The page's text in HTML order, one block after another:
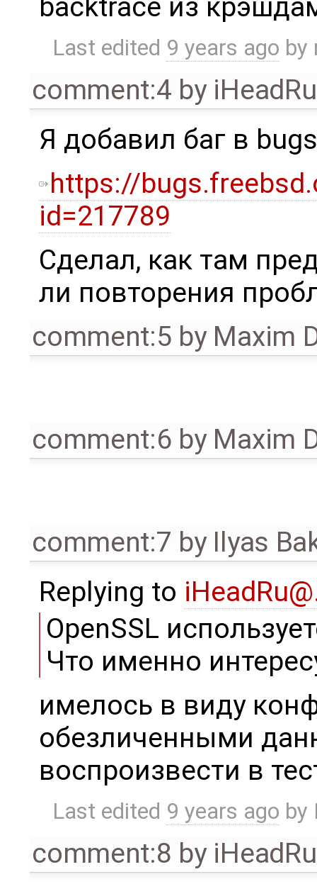
backtrace из
Last edited 9 years ago by
comment:4 by
Я добавил баг в
https://
id=217789
Сделал, как там
ли повторения
comment:5 by Maxim
comment:6 by Maxim
comment:7 by Ilyas
Replying to
OpenSSL
Что именно
имелось в виду
обезличенными
воспроизвести в
Last edited 9 years ago by
comment:8 by